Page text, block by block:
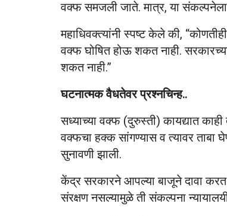
वक्फ समजली जाते. मात्र, या
महाधिवक्त्यांनी स्पष्ट केले की,
वक्फ घोषित होऊ शकत नाही.
शकत नाही.”
घटनात्मक वैधतेवर प्रश्नचिन्ह..
सध्याच्या वक्फ (दुरुस्ती) कायद्यात
वक्फचा हक्क सांगण्यास व त्यावर ताबा
सुनावणी झाली.
केंद्र सरकारने आपल्या बाजूने दावा
संरक्षण नसल्यामुळे ती संकल्पना